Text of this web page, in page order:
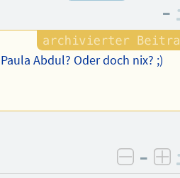
–
Abdul? Oder doch nix? ;)
–